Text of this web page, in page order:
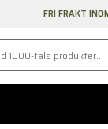
FRI FRAKT